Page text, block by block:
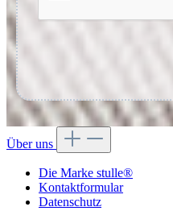
Über uns
Die Marke stulle®
Kontaktformular
Datenschutz